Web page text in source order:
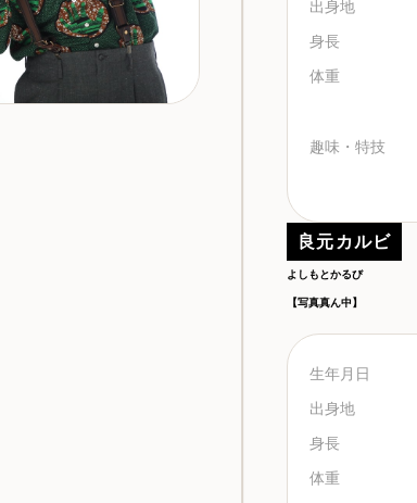
出身地
身長
体重
趣味・特技
良元カルビ
よしもとかるび
【写真真ん中】
生年月日
出身地
身長
体重